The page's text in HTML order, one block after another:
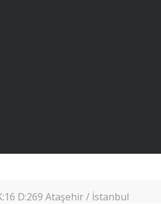
D:269 Ataşehir / İstanbul